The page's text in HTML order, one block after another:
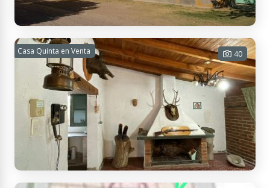
R9FV+Q3 Medrano, Mendoza, Argentina
BODEGA EN MEDRANO JUNÍN
3 habitaciones - 3 baños - 1300 m²
Cub. - 13000 m² Tot.
USD 380.000 Contactar
Casa Quinta en Venta 40
432X+MP Mendoza, Argentina